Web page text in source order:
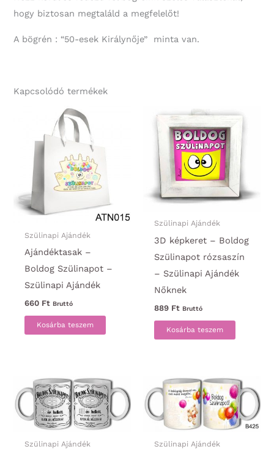
hogy biztosan megtaláld a megfelelőt!
A bögrén : “50-esek Királynője” minta van.
Kapcsolódó termékek
Szülinapi Ajándék
Ajándéktasak –
Boldog Szülinapot –
Szülinapi Ajándék
660 Ft Bruttó
Kosárba teszem
Szülinapi Ajándék
3D képkeret – Boldog
Szülinapot rózsaszín
– Szülinapi Ajándék
Nőknek
889 Ft Bruttó
Kosárba teszem
Szülinapi Ajándék Szülinapi Ajándék